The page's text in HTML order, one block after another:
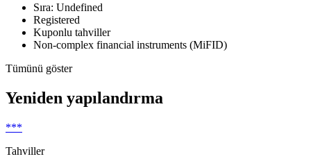
Sıra: Undefined
Registered
Kuponlu tahviller
Non-complex financial instruments (MiFID)
Tümünü göster
Yeniden yapılandırma
***
Tahviller